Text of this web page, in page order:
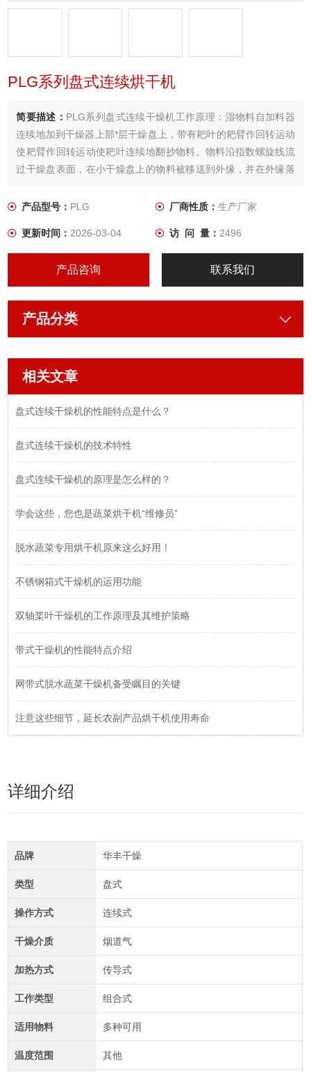
PLG系列盘式连续烘干机
简要描述： PLG系列盘式连续干燥机工作原理：湿物料自加料器
连续地加到干燥器上部*层干燥盘上，带有耙叶的耙臂作回转运动
使耙臂作回转运动使耙叶连续地翻抄物料。物料沿指数螺旋线流
过干燥盘表面，在小干燥盘上的物料被移送到外缘，并在外缘落
口落如下一层小干燥盘中。大小干燥盘上下交替排列，物料得以
产品型号： PLG 厂商性质： 生产厂家
更新时间：2026-03-04 访 问 量： 2496
产品咨询 联系我们
产品分类
相关文章
盘式连续干燥机的性能特点是什么？
盘式连续干燥机的技术特性
盘式连续干燥机的原理是怎么样的？
学会这些，您也是蔬菜烘干机“维修员”
脱水蔬菜专用烘干机原来这么好用！
不锈钢箱式干燥机的运用功能
双轴桨叶干燥机的工作原理及其维护策略
带式干燥机的性能特点介绍
网带式脱水蔬菜干燥机备受瞩目的关键
注意这些细节，延长农副产品烘干机使用寿命
详细介绍
品牌 华丰干燥
类型 盘式
操作方式 连续式
干燥介质 烟道气
加热方式 传导式
工作类型 组合式
适用物料 多种可用
温度范围 其他